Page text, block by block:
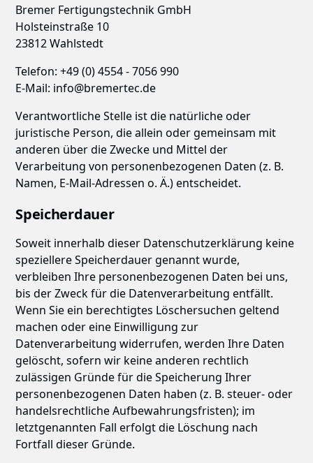
Bremer Fertigungstechnik GmbH
Holsteinstraße 10
23812 Wahlstedt
Telefon: +49 (0) 4554 - 7056 990
E-Mail: info@bremertec.de
Verantwortliche Stelle ist die natürliche oder
juristische Person, die allein oder gemeinsam mit
anderen über die Zwecke und Mittel der
Verarbeitung von personenbezogenen Daten (z. B.
Namen, E-Mail-Adressen o. Ä.) entscheidet.
Speicherdauer
Soweit innerhalb dieser Datenschutzerklärung keine
speziellere Speicherdauer genannt wurde,
verbleiben Ihre personenbezogenen Daten bei uns,
bis der Zweck für die Datenverarbeitung entfällt.
Wenn Sie ein berechtigtes Löschersuchen geltend
machen oder eine Einwilligung zur
Datenverarbeitung widerrufen, werden Ihre Daten
gelöscht, sofern wir keine anderen rechtlich
zulässigen Gründe für die Speicherung Ihrer
personenbezogenen Daten haben (z. B. steuer- oder
handelsrechtliche Aufbewahrungsfristen); im
letztgenannten Fall erfolgt die Löschung nach
Fortfall dieser Gründe.